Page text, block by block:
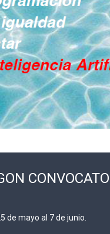
de mayo al 7 de junio.